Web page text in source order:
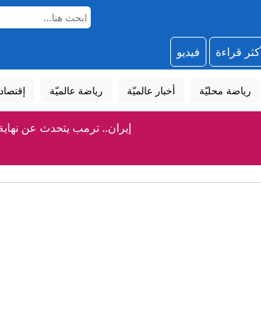
قراءة فيديو
رياضة محليّة أخبار عالميّة رياضة عالميّة إقتصاد
إيران.. ترمب يتحدث عن
كيف نجح الحلفاء في تهريب